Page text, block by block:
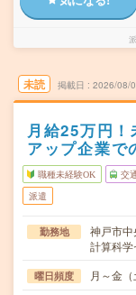
未読 掲載日 2026/08/
月給25万円
アップ企業で
職種未経験OK 交
派遣
勤務地
神戸市中
計算科
曜日頻度 月～金（